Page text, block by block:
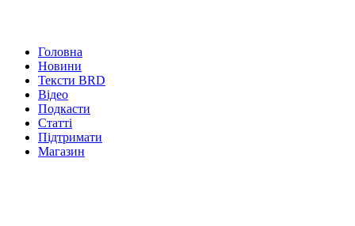
Головна
Новини
Тексти BRD
Відео
Подкасти
Статті
Підтримати
Магазин